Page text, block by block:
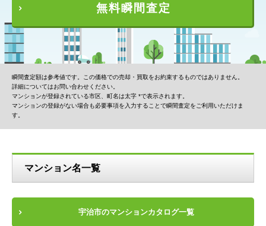
無料瞬間査定
瞬間査定額は参考値です。この価格での売却・買取をお約束するものではありません。
詳細についてはお問い合わせください。
マンションが登録されている市区、町名は太字 *で表示されます。
マンションの登録がない場合も必要事項を入力することで瞬間査定をご利用いただけま
す。
マンション名一覧
宇治市のマンションカタログ一覧